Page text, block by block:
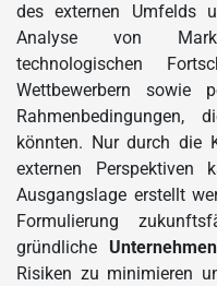
des externen Umfelds
Analyse von
technologischen
Wettbewerbern sowie
Rahmenbedingungen,
könnten. Nur durch die
externen
Ausgangslage erstellt
Formulierung
gründliche
Risiken zu minimieren